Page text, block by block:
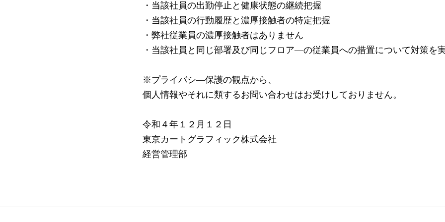
・当該社員の出勤停止と健康状態の継続把握
・当該社員の行動履歴と濃厚接触者の特定把握
・弊社従業員の濃厚接触者はありません
・当該社員と同じ部署及び同じフロア―の従業員への措置について対策を
※プライバシ―保護の観点から、
個人情報やそれに類するお問い合わせはお受けしておりません。
令和４年１２月１２日
東京カートグラフィック株式会社
経営管理部